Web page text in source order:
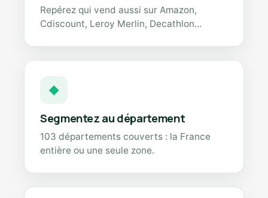
Repérez qui vend aussi sur Amazon,
Cdiscount, Leroy Merlin, Decathlon…
◆
Segmentez au département
103 départements couverts : la France
entière ou une seule zone.